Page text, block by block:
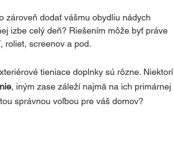
zároveň dodať vášmu obydliu nádych
izbe celý deň? Riešením môže byť práve
roliet, screenov a pod.
tieniace doplnky sú rôzne. Niektorí
, iným zase záleží najmä na ich primárnej
správnou voľbou pre váš domov?